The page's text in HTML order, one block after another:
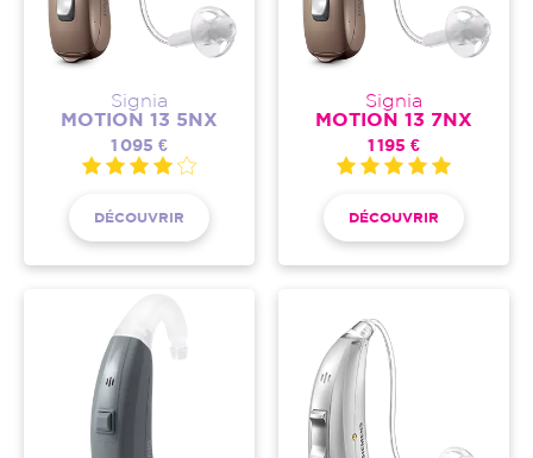
Signia
MOTION 13 5NX
1 095 €
DÉCOUVRIR
Signia
MOTION 13 7NX
1 195 €
DÉCOUVRIR